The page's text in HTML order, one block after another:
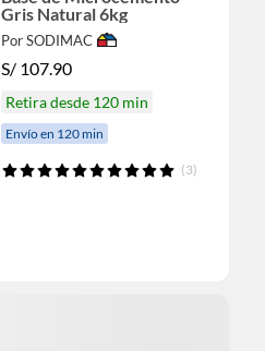
Gris Natural 6kg
Por SODIMAC
S/ 107.90
Retira desde 120 min
Envío en 120 min
(3)